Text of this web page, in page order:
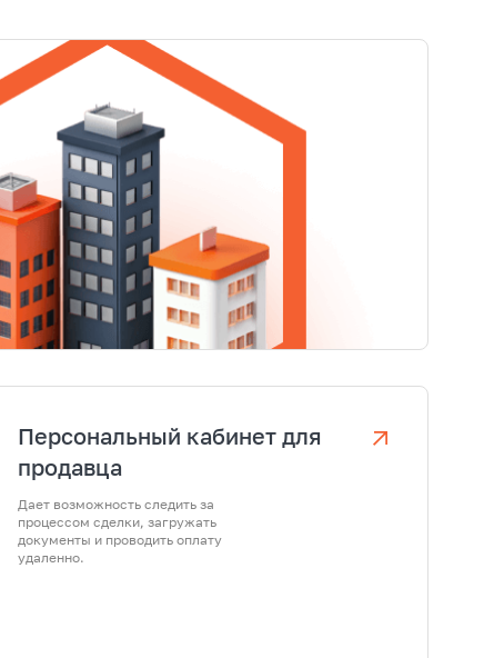
Персональный кабинет для
продавца
Дает возможность следить за
процессом сделки, загружать
документы и проводить оплату
удаленно.